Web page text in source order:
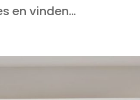
en vinden...